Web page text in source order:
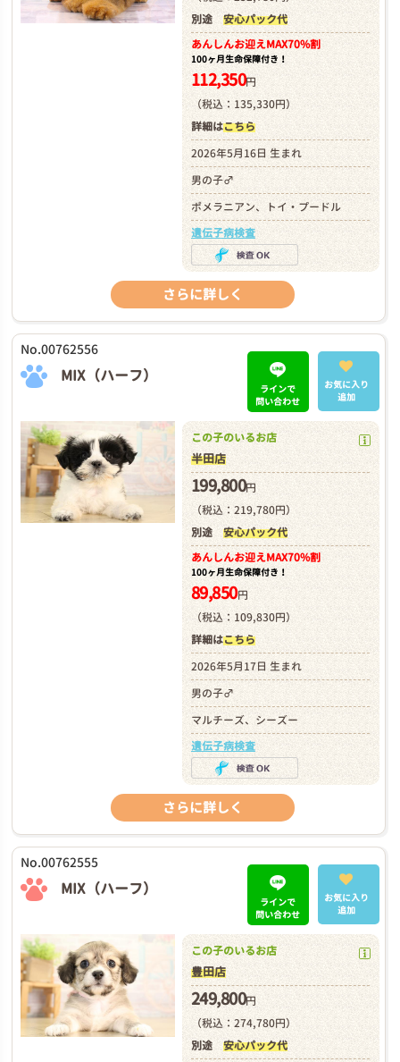
別途 安心パック代
あんしんお迎えMAX70%割
100ヶ月生命保障付き！
112,350円
（税込：135,330円）
詳細はこちら
2026年5月16日 生まれ
男の子♂
ポメラニアン、トイ・プードル
遺伝子病検査
さらに詳しく
No.00762556
MIX（ハーフ）
ラインで
問い合わせ
お気に入り
追加
この子のいるお店
半田店
199,800円
（税込：219,780円）
別途 安心パック代
あんしんお迎えMAX70%割
100ヶ月生命保障付き！
89,850円
（税込：109,830円）
詳細はこちら
2026年5月17日 生まれ
男の子♂
マルチーズ、シーズー
遺伝子病検査
さらに詳しく
No.00762555
MIX（ハーフ）
ラインで
問い合わせ
お気に入り
追加
この子のいるお店
豊田店
249,800円
（税込：274,780円）
別途 安心パック代